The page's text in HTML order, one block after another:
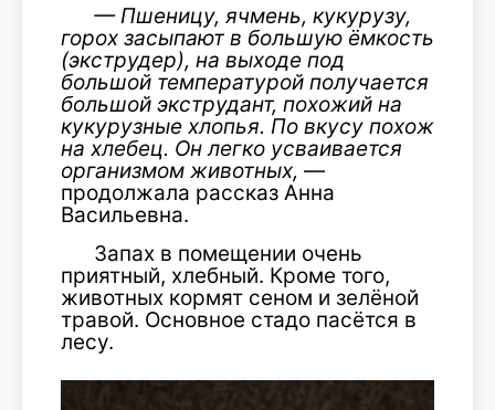
— Пшеницу, ячмень, кукурузу,
горох засыпают в большую ёмкость
(экструдер), на выходе под
большой температурой получается
большой экструдант, похожий на
кукурузные хлопья. По вкусу похож
на хлебец. Он легко усваивается
организмом животных, —
продолжала рассказ Анна
Васильевна.
Запах в помещении очень
приятный, хлебный. Кроме того,
животных кормят сеном и зелёной
травой. Основное стадо пасётся в
лесу.